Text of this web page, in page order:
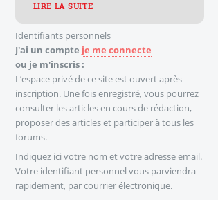
LIRE LA SUITE
J'ai un compte je me connecte
ou je m'inscris :
L’espace privé de ce site est ouvert après
inscription. Une fois enregistré, vous pourrez
consulter les articles en cours de rédaction,
proposer des articles et participer à tous les
forums.
Identifiants personnels
Indiquez ici votre nom et votre adresse email.
Votre identifiant personnel vous parviendra
rapidement, par courrier électronique.